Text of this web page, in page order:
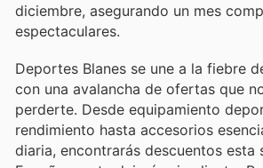
diciembre, asegurando un mes
espectaculares.
Deportes Blanes se une a la fiebre
con una avalancha de ofertas que
perderte. Desde equipamiento
rendimiento hasta accesorios
diaria, encontrarás descuentos esta